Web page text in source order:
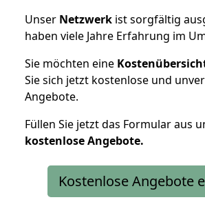
Unser Netzwerk ist sorgfältig
haben viele Jahre Erfahrung im
Sie möchten eine
Sie sich jetzt kostenlose und
Angebote.
Füllen Sie jetzt das Formular aus
kostenloseAngebote.
Kostenlose Angebote